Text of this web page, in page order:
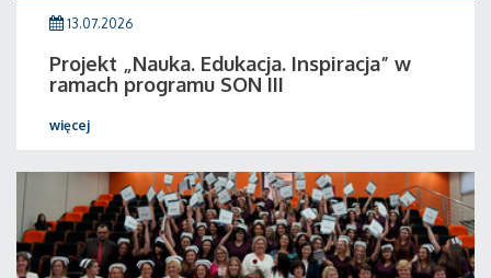
13.07.2026
Projekt „Nauka. Edukacja. Inspiracja” w
ramach programu SON III
więcej